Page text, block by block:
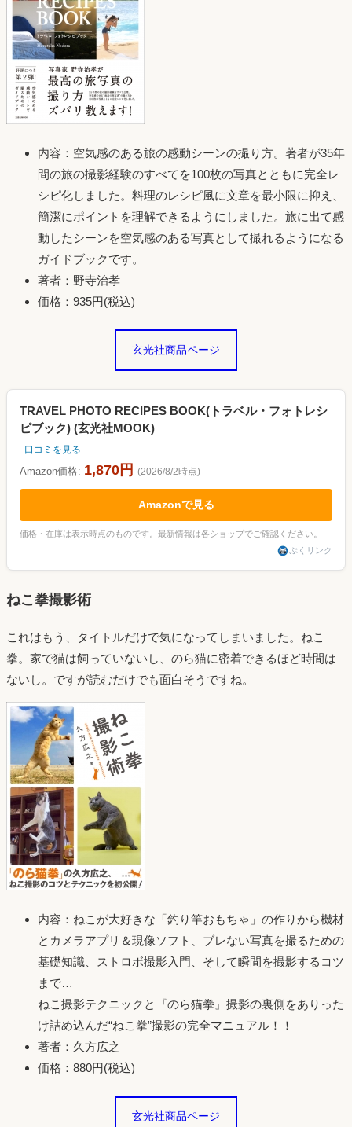
内容：空気感のある旅の感動シーンの撮り方。著者が35年
間の旅の撮影経験のすべてを100枚の写真とともに完全レ
シピ化しました。料理のレシピ風に文章を最小限に抑え、
簡潔にポイントを理解できるようにしました。旅に出て感
動したシーンを空気感のある写真として撮れるようになる
ガイドブックです。
著者：野寺治孝
価格：935円(税込)
玄光社商品ページ
TRAVEL PHOTO RECIPES BOOK(トラベル・フォトレシ
ピブック) (玄光社MOOK)
口コミを見る
Amazon価格: 1,870円 (2026/8/2時点)
Amazonで見る
価格・在庫は表示時点のものです。最新情報は各ショップでご確認ください。
ぷくリンク
ねこ拳撮影術
これはもう、タイトルだけで気になってしまいました。ねこ
拳。家で猫は飼っていないし、のら猫に密着できるほど時間は
ないし。ですが読むだけでも面白そうですね。
内容：ねこが大好きな「釣り竿おもちゃ」の作りから機材
とカメラアプリ＆現像ソフト、ブレない写真を撮るための
基礎知識、ストロボ撮影入門、そして瞬間を撮影するコツ
まで…
ねこ撮影テクニックと『のら猫拳』撮影の裏側をありった
け詰め込んだ“ねこ拳”撮影の完全マニュアル！！
著者：久方広之
価格：880円(税込)
玄光社商品ページ